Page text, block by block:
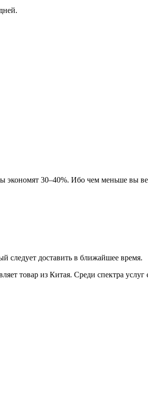
экономят 30–40%. Ибо чем меньше вы
следует доставить в ближайшее время.
товар из Китая. Среди спектра услуг